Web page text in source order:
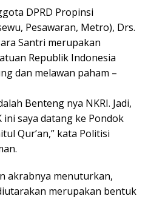
DPRD Propinsi
Pesawaran, Metro), Drs.
Santri merupakan
Republik Indonesia
dan melawan paham –
Benteng nya NKRI. Jadi,
ini saya datang ke Pondok
Qur’an,” kata Politisi
akrabnya menuturkan,
merupakan bentuk